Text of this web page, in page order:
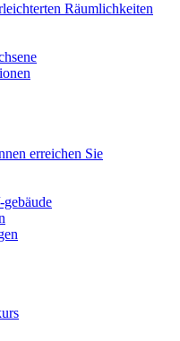
Räumlichkeiten
erreichen Sie